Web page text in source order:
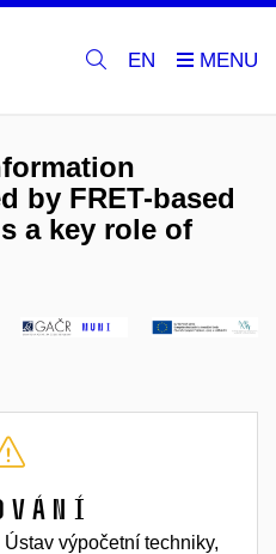
EN
by FRET-based
a key role of
výpočetní techniky,